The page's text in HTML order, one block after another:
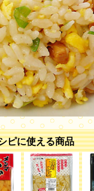
ピに使える商品